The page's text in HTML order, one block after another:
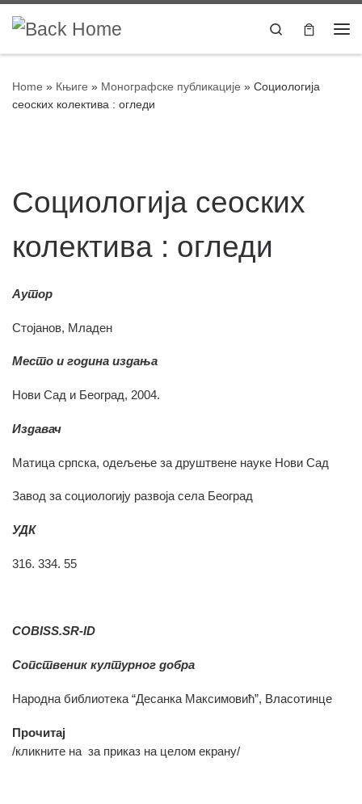
Skip to content Search
Home » Књиге » Монографске публикације » Социологија
сеоских колектива : огледи
Социологија сеоских
колектива : огледи
Аутор
Стојанов, Младен
Место и година издања
Нови Сад и Београд, 2004.
Издавач
Матица српска, одељење за друштвене науке Нови Сад
Завод за социологију развоја села Београд
УДК
316. 334. 55
COBISS.SR-ID
Сопственик културног добра
Народна библиотека “Десанка Максимовић”, Власотинце
Прочитај
/кликните на за приказ на целом екрану/